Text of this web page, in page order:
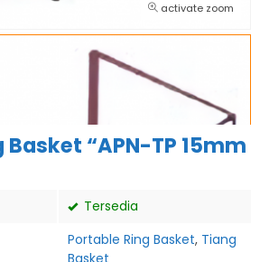
activate zoom
“APN-TP 15mm
Tersedia
Portable Ring Basket, Tiang
Basket